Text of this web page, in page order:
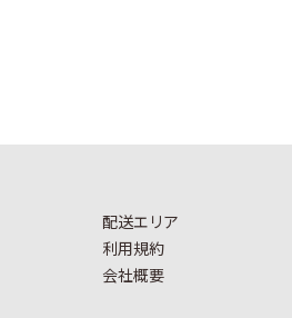
配送エリア
利用規約
会社概要